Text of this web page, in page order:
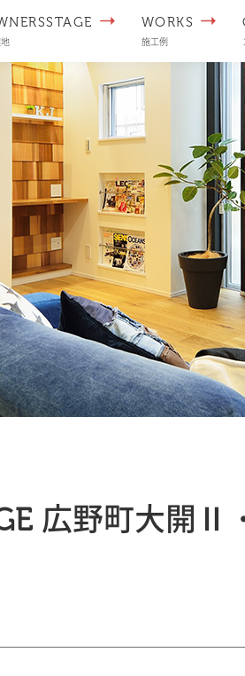
WORKS
施工例
広野町大開